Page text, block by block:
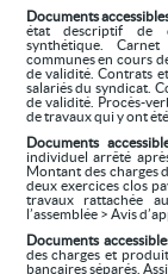
Documents
état descriptif de
synthétique.
communes en cours
de validité. Contrats
salariés du syndicat.
de validité. Procès-
de travaux qui y ont
Documents
individuel arrêté
Montant des charges
deux exercices clos
travaux rattachée
l’assemblée > Avis
Documents
des charges et
bancaires séparés.